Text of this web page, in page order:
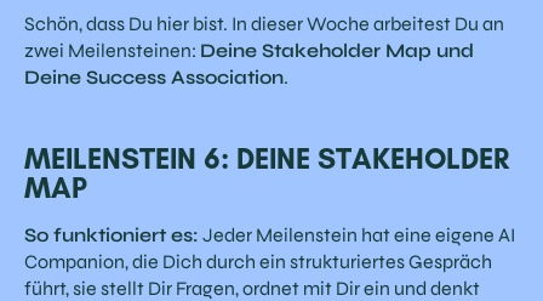
Schön, dass Du hier bist. In dieser Woche arbeitest Du an
zwei Meilensteinen: Deine Stakeholder Map und
Deine Success Association.
MEILENSTEIN 6: DEINE STAKEHOLDER
MAP
So funktioniert es: Jeder Meilenstein hat eine eigene AI
Companion, die Dich durch ein strukturiertes Gespräch
führt, sie stellt Dir Fragen, ordnet mit Dir ein und denkt